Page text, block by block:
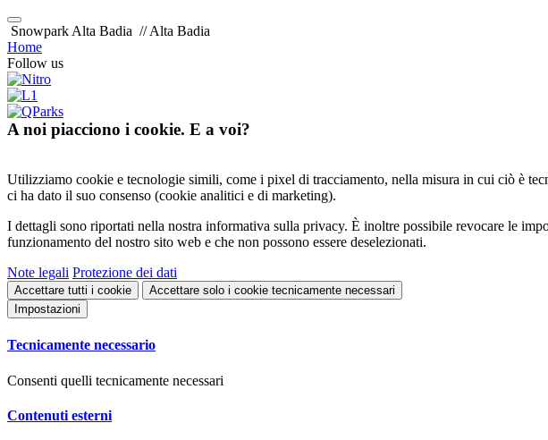
Snowpark Alta Badia // Alta Badia
Home
Follow us
A noi piacciono i cookie. E a voi?
Utilizziamo cookie e tecnologie simili, come i pixel di tracciamento, nella misura in cui ciò è
ci ha dato il suo consenso (cookie analitici e di marketing).
I dettagli sono riportati nella nostra informativa sulla privacy. È inoltre possibile revocare le
funzionamento del nostro sito web e che non possono essere deselezionati.
Note legali Protezione dei dati
Accettare tutti i cookie
Accettare solo i cookie tecnicamente necessari
Impostazioni
Tecnicamente necessario
Consenti quelli tecnicamente necessari
Contenuti esterni